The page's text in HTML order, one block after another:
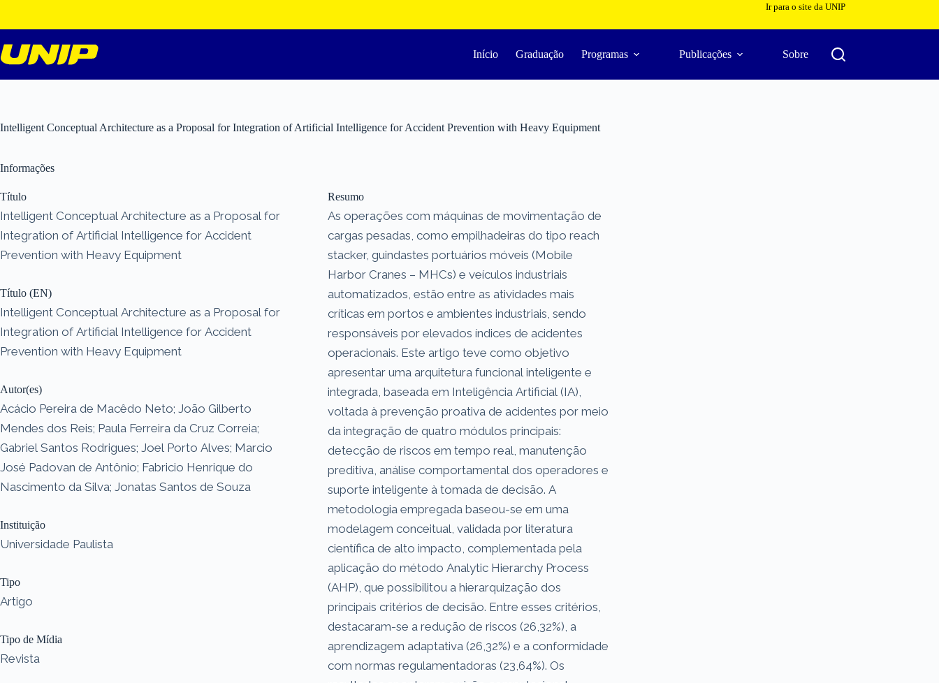
o
conteúdo
Ir para o site da UNIP
Início Graduação Programas Publicações Sobre
Intelligent Conceptual Architecture as a Proposal for Integration of Artificial Intelligence for Accident Prevention with Heavy Equipment
Informações
Título
Intelligent Conceptual Architecture as a Proposal for
Integration of Artificial Intelligence for Accident
Prevention with Heavy Equipment
Título (EN)
Intelligent Conceptual Architecture as a Proposal for
Integration of Artificial Intelligence for Accident
Prevention with Heavy Equipment
Autor(es)
Acácio Pereira de Macêdo Neto; João Gilberto
Mendes dos Reis; Paula Ferreira da Cruz Correia;
Gabriel Santos Rodrigues; Joel Porto Alves; Marcio
José Padovan de Antônio; Fabricio Henrique do
Nascimento da Silva; Jonatas Santos de Souza
Instituição
Universidade Paulista
Tipo
Artigo
Tipo de Mídia
Revista
Resumo
As operações com máquinas de movimentação de
cargas pesadas, como empilhadeiras do tipo reach
stacker, guindastes portuários móveis (Mobile
Harbor Cranes – MHCs) e veículos industriais
automatizados, estão entre as atividades mais
críticas em portos e ambientes industriais, sendo
responsáveis por elevados índices de acidentes
operacionais. Este artigo teve como objetivo
apresentar uma arquitetura funcional inteligente e
integrada, baseada em Inteligência Artificial (IA),
voltada à prevenção proativa de acidentes por meio
da integração de quatro módulos principais:
detecção de riscos em tempo real, manutenção
preditiva, análise comportamental dos operadores e
suporte inteligente à tomada de decisão. A
metodologia empregada baseou-se em uma
modelagem conceitual, validada por literatura
científica de alto impacto, complementada pela
aplicação do método Analytic Hierarchy Process
(AHP), que possibilitou a hierarquização dos
principais critérios de decisão. Entre esses critérios,
destacaram-se a redução de riscos (26,32%), a
aprendizagem adaptativa (26,32%) e a conformidade
com normas regulamentadoras (23,64%). Os